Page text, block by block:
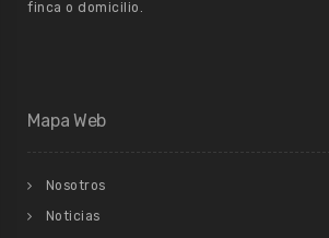
finca o domicilio.
Mapa Web
Nosotros
Noticias